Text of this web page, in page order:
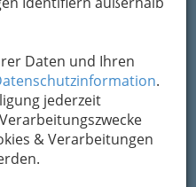
Daten und Ihren
.
jederzeit
& Verarbeitungen